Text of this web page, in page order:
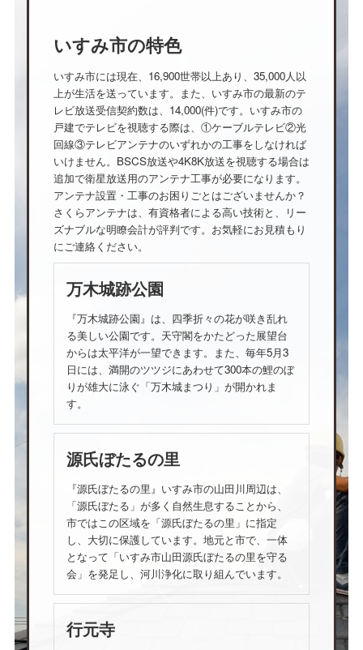
いすみ市の特色
いすみ市には現在、16,900世帯以上あり、35,000人以
上が生活を送っています。また、いすみ市の最新のテ
レビ放送受信契約数は、14,000(件)です。いすみ市の
戸建でテレビを視聴する際は、①ケーブルテレビ②光
回線③テレビアンテナのいずれかの工事をしなければ
いけません。BSCS放送や4K8K放送を視聴する場合は
追加で衛星放送用のアンテナ工事が必要になります。
アンテナ設置・工事のお困りごとはございませんか？
さくらアンテナは、有資格者による高い技術と、リー
ズナブルな明瞭会計が評判です。お気軽にお見積もり
にご連絡ください。
万木城跡公園
『万木城跡公園』は、四季折々の花が咲き乱れ
る美しい公園です。天守閣をかたどった展望台
からは太平洋が一望できます。また、毎年5月3
日には、満開のツツジにあわせて300本の鯉のぼ
りが雄大に泳ぐ「万木城まつり」が開かれま
す。
源氏ぼたるの里
『源氏ぼたるの里』いすみ市の山田川周辺は、
「源氏ぼたる」が多く自然生息することから、
市ではこの区域を「源氏ぼたるの里」に指定
し、大切に保護しています。地元と市で、一体
となって「いすみ市山田源氏ぼたるの里を守る
会」を発足し、河川浄化に取り組んでいます。
行元寺